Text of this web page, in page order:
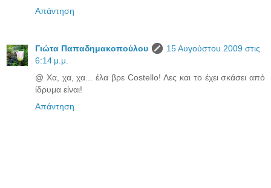
Απάντηση
Γιώτα Παπαδημακοπούλου
15 Αυγούστου 2009 στις
6:14 μ.μ.
@ Χα, χα, χα... έλα βρε Costello! Λες και το έχει σκάσει από
ίδρυμα είναι!
Απάντηση